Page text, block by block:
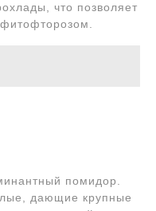
что позволяет
помидор.
дающие крупные